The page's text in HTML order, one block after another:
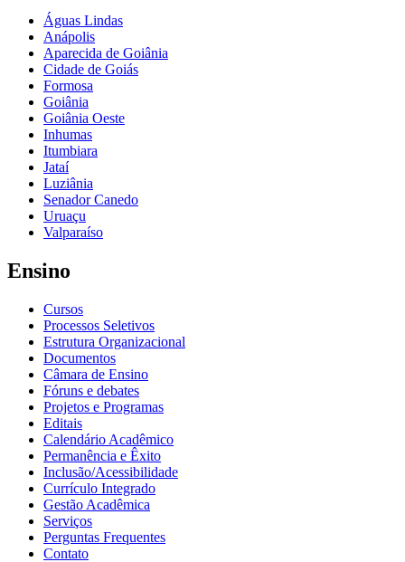
Águas Lindas
Anápolis
Aparecida de Goiânia
Cidade de Goiás
Formosa
Goiânia
Goiânia Oeste
Inhumas
Itumbiara
Jataí
Luziânia
Senador Canedo
Uruaçu
Valparaíso
Ensino
Cursos
Processos Seletivos
Estrutura Organizacional
Documentos
Câmara de Ensino
Fóruns e debates
Projetos e Programas
Editais
Calendário Acadêmico
Permanência e Êxito
Inclusão/Acessibilidade
Currículo Integrado
Gestão Acadêmica
Serviços
Perguntas Frequentes
Contato